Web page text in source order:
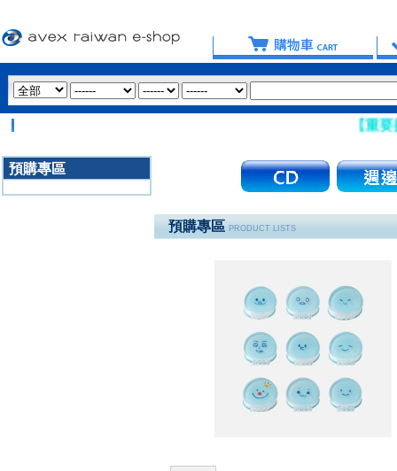
【重要提醒：
預購專區
預購專區 PRODUCT LISTS